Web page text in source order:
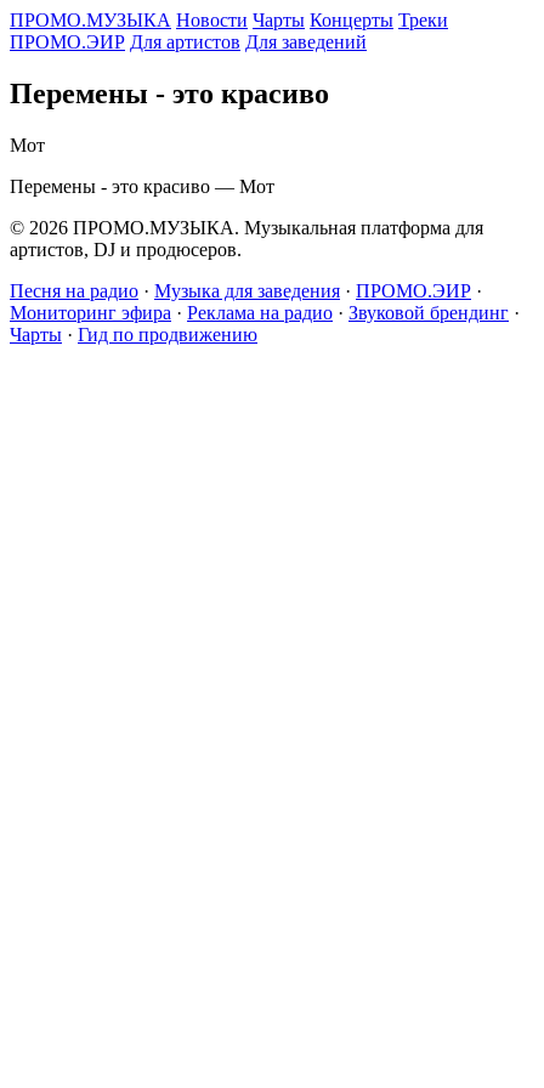
ПРОМО.МУЗЫКА Новости Чарты Концерты Треки
ПРОМО.ЭИР Для артистов Для заведений
Перемены - это красиво
Мот
Перемены - это красиво — Мот
© 2026 ПРОМО.МУЗЫКА. Музыкальная платформа для
артистов, DJ и продюсеров.
Песня на радио · Музыка для заведения · ПРОМО.ЭИР ·
Мониторинг эфира · Реклама на радио · Звуковой брендинг ·
Чарты · Гид по продвижению